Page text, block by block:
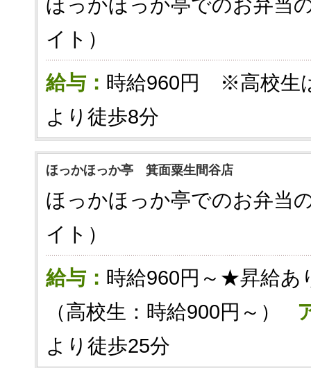
イト）
給与： 時給960円 ※高校生
より徒歩8分
ほっかほっか亭 箕面粟生間谷店
ほっかほっか亭でのお弁当
イト）
給与： 時給960円～★昇給あ
（高校生：時給900円～）
より徒歩25分